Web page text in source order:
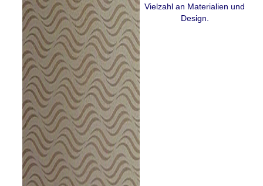
Vielzahl an Materialien und
Design.